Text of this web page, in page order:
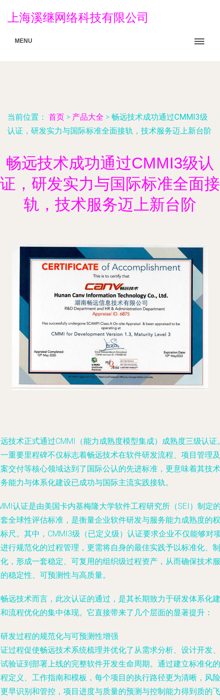
上海溪继网络科技有限公司
MENU
当前位置： 首页 > 产品大全 > 畅远技术成功通过CMMI3级
认证，研发实力与国际标准全面接轨，技术服务迈上新台阶
畅远技术成功通过CMMI3级认
证，研发实力与国际标准全面接
轨，技术服务迈上新台阶
技术正式通过CMMI（能力成熟度模型集成）成熟度三级认证
重要里程碑不仅标志着畅远技术在软件研发流程、项目管理及
交付等核心领域达到了国际公认的先进标准，更意味着其技术
能力与体系化建设已成功与国际主流实践接轨。
认证是由美国卡内基梅隆大学软件工程研究所（SEI）制定
全球性评估标准，是衡量企业软件研发与服务能力成熟度的权
尺。其中，CMMI3级（已定义级）认证要求企业不仅能够对
行规范化的过程管理，更需将自身的最佳实践予以标准化、制
，形成一套稳定、可复用的组织级过程资产，从而确保技术服
稳定性、可预测性与高质量。
远技术而言，此次认证的通过，是其长期致力于研发体系化建
流程优化的集中体现。它直接带来了几个层面的显著提升：
发过程的规范化与可预测性增强
过程促使畅远技术系统梳理并优化了从需求分析、设计开发、
验证到部署上线的完整软件开发生命周期。通过建立标准化的
定义、工作指南和模板，每个项目的执行路径更为清晰，风险
早识别和管控，项目进度与质量的预测与控制能力得到质的飞